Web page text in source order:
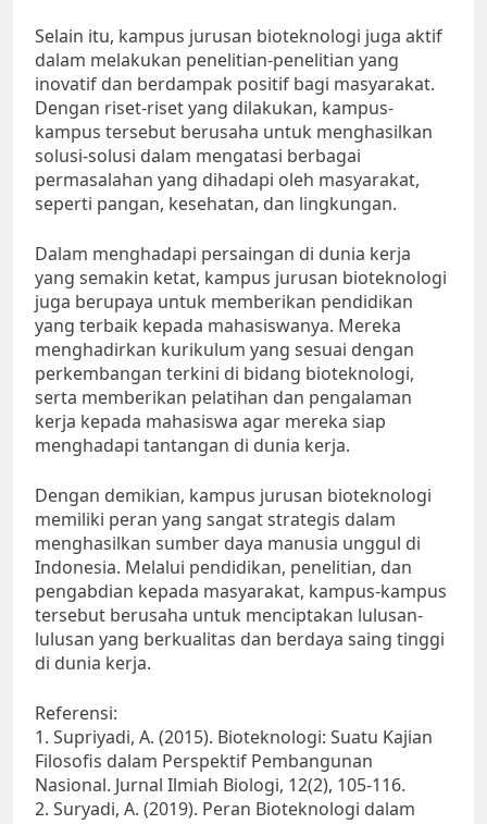
Selain itu, kampus jurusan bioteknologi juga aktif
dalam melakukan penelitian-penelitian yang
inovatif dan berdampak positif bagi masyarakat.
Dengan riset-riset yang dilakukan, kampus-
kampus tersebut berusaha untuk menghasilkan
solusi-solusi dalam mengatasi berbagai
permasalahan yang dihadapi oleh masyarakat,
seperti pangan, kesehatan, dan lingkungan.
Dalam menghadapi persaingan di dunia kerja
yang semakin ketat, kampus jurusan bioteknologi
juga berupaya untuk memberikan pendidikan
yang terbaik kepada mahasiswanya. Mereka
menghadirkan kurikulum yang sesuai dengan
perkembangan terkini di bidang bioteknologi,
serta memberikan pelatihan dan pengalaman
kerja kepada mahasiswa agar mereka siap
menghadapi tantangan di dunia kerja.
Dengan demikian, kampus jurusan bioteknologi
memiliki peran yang sangat strategis dalam
menghasilkan sumber daya manusia unggul di
Indonesia. Melalui pendidikan, penelitian, dan
pengabdian kepada masyarakat, kampus-kampus
tersebut berusaha untuk menciptakan lulusan-
lulusan yang berkualitas dan berdaya saing tinggi
di dunia kerja.
Referensi:
1. Supriyadi, A. (2015). Bioteknologi: Suatu Kajian
Filosofis dalam Perspektif Pembangunan
Nasional. Jurnal Ilmiah Biologi, 12(2), 105-116.
2. Suryadi, A. (2019). Peran Bioteknologi dalam